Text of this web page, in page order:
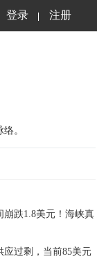
登录 注册
。
跌1.8美元！海峡真
应过剩，当前85美元